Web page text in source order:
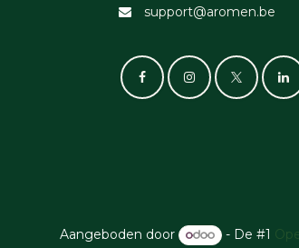
support@aromen.be
Aangeboden door - De #1